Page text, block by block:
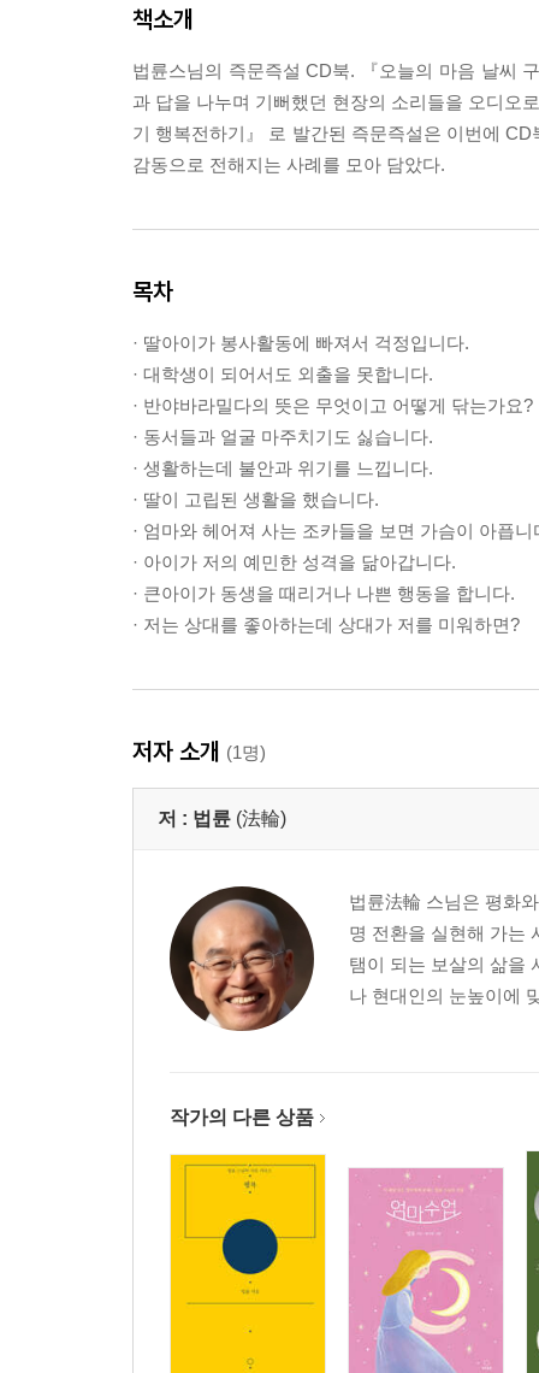
책소개
법륜스님의 즉문즉설 CD북. 『오늘의 마음 날씨
과 답을 나누며 기뻐했던 현장의 소리들을 오디오
기 행복전하기』 로 발간된 즉문즉설은 이번에
감동으로 전해지는 사례를 모아 담았다.
목차
· 딸아이가 봉사활동에 빠져서 걱정입니다.
· 대학생이 되어서도 외출을 못합니다.
· 반야바라밀다의 뜻은 무엇이고 어떻게 닦는가요?
· 동서들과 얼굴 마주치기도 싫습니다.
· 생활하는데 불안과 위기를 느낍니다.
· 딸이 고립된 생활을 했습니다.
· 엄마와 헤어져 사는 조카들을 보면 가슴이 아픕니
· 아이가 저의 예민한 성격을 닮아갑니다.
· 큰아이가 동생을 때리거나 나쁜 행동을 합니다.
· 저는 상대를 좋아하는데 상대가 저를 미워하면?
저자 소개 (1명)
저 : 법륜 (法輪)
법륜法輪 스님은 평화
명 전환을 실현해 가는
탬이 되는 보살의 삶을
나 현대인의 눈높이에
작가의 다른 상품